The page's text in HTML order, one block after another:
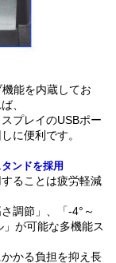
能を内蔵してお
、
プレイのUSBポー
に便利です。
ンドを採用
ることは疲労軽減
調節」、「-4°～
が可能な多機能ス
かる負担を抑え長